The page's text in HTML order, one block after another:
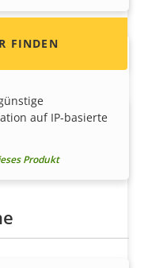
auf IP-basierte
Produkt
FINDEN